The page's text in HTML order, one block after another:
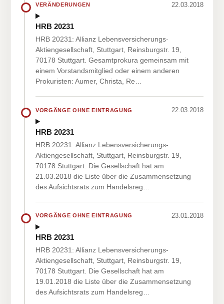
VERÄNDERUNGEN 22.03.2018
HRB 20231
HRB 20231: Allianz Lebensversicherungs-
Aktiengesellschaft, Stuttgart, Reinsburgstr. 19,
70178 Stuttgart. Gesamtprokura gemeinsam mit
einem Vorstandsmitglied oder einem anderen
Prokuristen: Aumer, Christa, Re…
VORGÄNGE OHNE EINTRAGUNG 22.03.2018
HRB 20231
HRB 20231: Allianz Lebensversicherungs-
Aktiengesellschaft, Stuttgart, Reinsburgstr. 19,
70178 Stuttgart. Die Gesellschaft hat am
21.03.2018 die Liste über die Zusammensetzung
des Aufsichtsrats zum Handelsreg…
VORGÄNGE OHNE EINTRAGUNG 23.01.2018
HRB 20231
HRB 20231: Allianz Lebensversicherungs-
Aktiengesellschaft, Stuttgart, Reinsburgstr. 19,
70178 Stuttgart. Die Gesellschaft hat am
19.01.2018 die Liste über die Zusammensetzung
des Aufsichtsrats zum Handelsreg…